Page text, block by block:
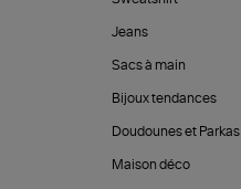
Jeans
Sacs à main
Bijoux tendances
Doudounes et Parkas
Maison déco